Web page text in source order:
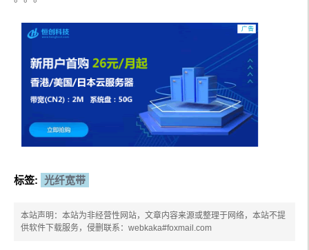
标签: 光纤宽带
本站声明：本站为非经营性网站，文章内容来源或整理于网络，本站不提
供软件下载服务，侵删联系：webkaka#foxmail.com